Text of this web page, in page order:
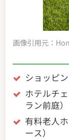
画像引用元：
ショッピ
ホテルチ
ラン前庭）
有料老人
ース）